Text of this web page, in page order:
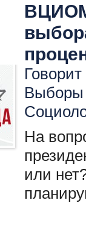
Выборы
На
или